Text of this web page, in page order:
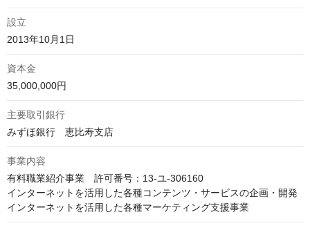
設立
2013年10月1日
資本金
35,000,000円
主要取引銀行
みずほ銀行　恵比寿支店
事業内容
有料職業紹介事業　許可番号：13-ユ-306160
インターネットを活用した各種コンテンツ・サービスの企画・開発
インターネットを活用した各種マーケティング支援事業